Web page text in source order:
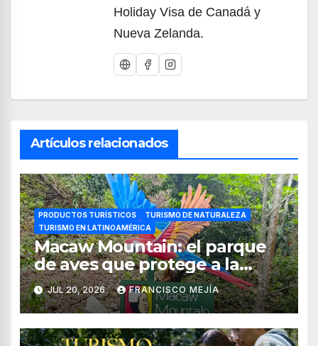
Holiday Visa de Canadá y
Nueva Zelanda.
Artículos relacionados
PRODUCTOS TURÍSTICOS
TURISMO DE NATURALEZA
TURISMO EN LATINOAMÉRICA
Macaw Mountain: el parque
de aves que protege a la
guacamaya roja en Honduras
JUL 20, 2026 FRANCISCO MEJÍA